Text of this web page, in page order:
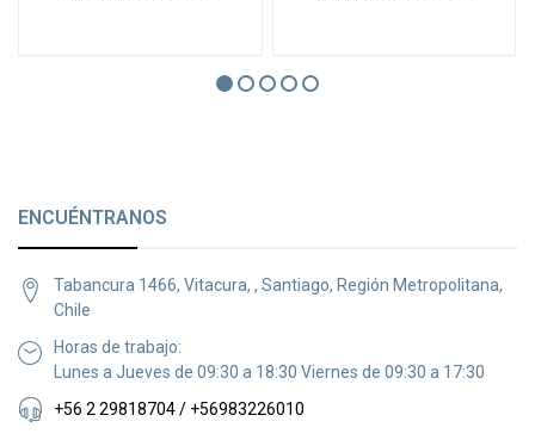
ENCUÉNTRANOS
Tabancura 1466, Vitacura, , Santiago, Región Metropolitana,
Chile
Horas de trabajo:
Lunes a Jueves de 09:30 a 18:30 Viernes de 09:30 a 17:30
+56 2 29818704 / +56983226010